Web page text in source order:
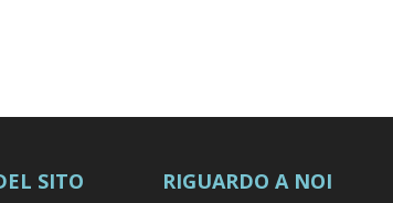
SITO RIGUARDO A NOI